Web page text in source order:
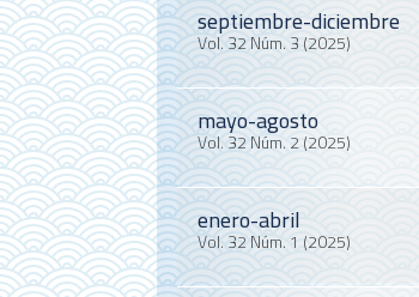
septiembre-diciembre
Vol. 32 Núm. 3 (2025)
mayo-agosto
Vol. 32 Núm. 2 (2025)
enero-abril
Vol. 32 Núm. 1 (2025)